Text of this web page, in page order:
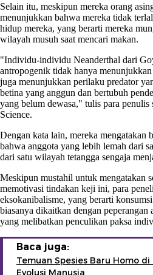
Selain itu, meskipun mereka orang
menunjukkan bahwa mereka tidak
hidup mereka, yang berarti mereka
wilayah musuh saat mencari makan.
"Individu-individu Neanderthal dari
antropogenik tidak hanya
juga menunjukkan perilaku predator
betina yang anggun dan bertubuh
yang belum dewasa," tulis para
Science.
Dengan kata lain, mereka mengatakan
bahwa anggota yang lebih lemah dari
dari satu wilayah tetangga sengaja
Meskipun mustahil untuk mengatakan
memotivasi tindakan keji ini, para
eksokanibalisme, yang berarti
biasanya dikaitkan dengan peperangan
yang melibatkan penculikan paksa
Baca juga:
Temuan Spesies Baru Homo
Evolusi Manusia